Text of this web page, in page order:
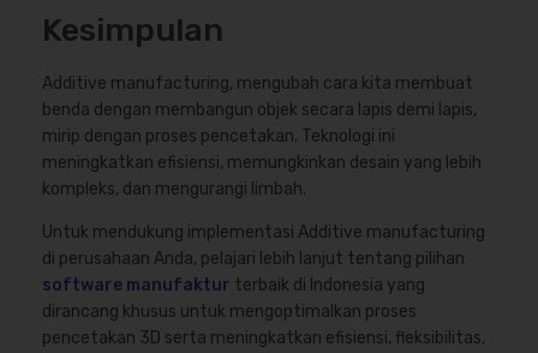
Kesimpulan
Additive manufacturing, mengubah cara kita membuat
benda dengan membangun objek secara lapis demi lapis,
mirip dengan proses pencetakan. Teknologi ini
meningkatkan efisiensi, memungkinkan desain yang lebih
kompleks, dan mengurangi limbah.
Untuk mendukung implementasi Additive manufacturing
di perusahaan Anda, pelajari lebih lanjut tentang pilihan
software manufaktur terbaik di Indonesia yang
dirancang khusus untuk mengoptimalkan proses
pencetakan 3D serta meningkatkan efisiensi, fleksibilitas,